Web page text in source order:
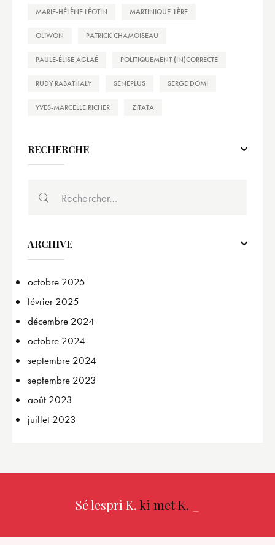
MARIE-HÉLÈNE LÉOTIN MARTINIQUE 1ÈRE
OLIWON PATRICK CHAMOISEAU
PAULE-ÉLISE AGLAÉ POLITIQUEMENT (IN)CORRECTE
RUDY RABATHALY SENEPLUS SERGE DOMI
YVES-MARCELLE RICHER ZITATA
RECHERCHE
ARCHIVE
octobre 2025
février 2025
décembre 2024
octobre 2024
septembre 2024
septembre 2023
août 2023
juillet 2023
Sé lespri K.ki met K.